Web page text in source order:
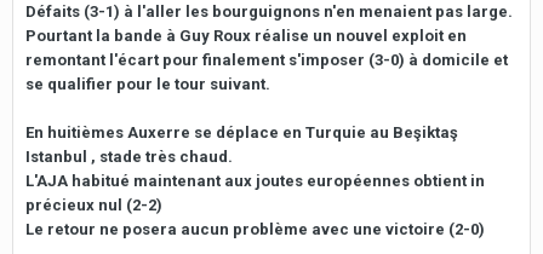
Défaits (3-1) à l'aller les bourguignons n'en menaient pas large.
Pourtant la bande à Guy Roux réalise un nouvel exploit en
remontant l'écart pour finalement s'imposer (3-0) à domicile et
se qualifier pour le tour suivant.
En huitièmes Auxerre se déplace en Turquie au Beşiktaş
Istanbul , stade très chaud.
L'AJA habitué maintenant aux joutes européennes obtient in
précieux nul (2-2)
Le retour ne posera aucun problème avec une victoire (2-0)